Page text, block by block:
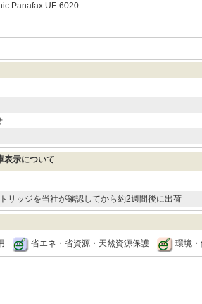
UF-6020
表示について
リッジを当社が確認してから約2週間後に出荷
省エネ・省資源・天然資源保護 環境